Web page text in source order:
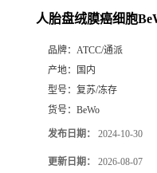
人胎盘绒膜癌细胞
品牌： ATCC/通派
产地：
国内
型号： 复苏/冻存
货号： BeWo
发布日期： 2024-10-30
更新日期： 2026-08-07